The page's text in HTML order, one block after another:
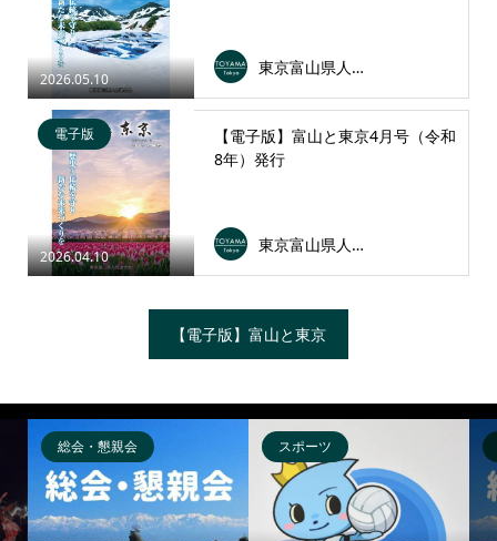
2026.05.10
東京富山県人会連合会
2026.04.10
電子版
【電子版】富山と東京4月号（令和
8年）発行
東京富山県人会連合会
【電子版】富山と東京
総会・懇親会 スポーツ